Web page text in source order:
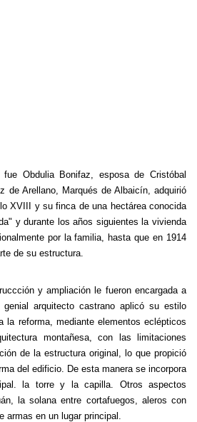
Obdulia Bonifaz, esposa de Cristóbal
de Arellano, Marqués de Albaicín, adquirió
XVIII y su finca de una hectárea conocida
y durante los años siguientes la vivienda
por la familia, hasta que en 1914
de su estructura.
y ampliación le fueron encargada a
genial arquitecto castrano aplicó su estilo
la reforma, mediante elementos eclépticos
montañesa, con las limitaciones
de la estructura original, lo que propició
del edificio. De esta manera se incorpora
la torre y la capilla. Otros aspectos
la solana entre cortafuegos, aleros con
armas en un lugar principal.